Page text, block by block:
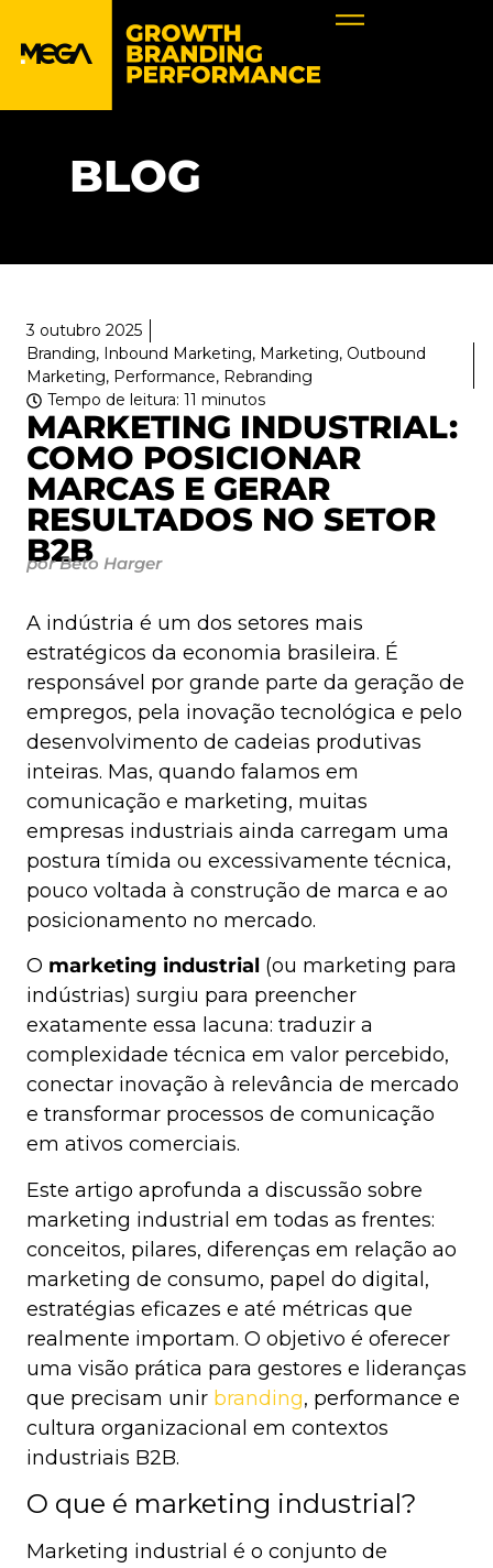
BLOG
3 outubro 2025
Branding, Inbound Marketing, Marketing, Outbound
Marketing, Performance, Rebranding
Tempo de leitura: 11 minutos
MARKETING INDUSTRIAL:
COMO POSICIONAR
MARCAS E GERAR
RESULTADOS NO SETOR
B2B
por Beto Harger
A indústria é um dos setores mais
estratégicos da economia brasileira. É
responsável por grande parte da geração de
empregos, pela inovação tecnológica e pelo
desenvolvimento de cadeias produtivas
inteiras. Mas, quando falamos em
comunicação e marketing, muitas
empresas industriais ainda carregam uma
postura tímida ou excessivamente técnica,
pouco voltada à construção de marca e ao
posicionamento no mercado.
O marketing industrial (ou marketing para
indústrias) surgiu para preencher
exatamente essa lacuna: traduzir a
complexidade técnica em valor percebido,
conectar inovação à relevância de mercado
e transformar processos de comunicação
em ativos comerciais.
Este artigo aprofunda a discussão sobre
marketing industrial em todas as frentes:
conceitos, pilares, diferenças em relação ao
marketing de consumo, papel do digital,
estratégias eficazes e até métricas que
realmente importam. O objetivo é oferecer
uma visão prática para gestores e lideranças
que precisam unir branding, performance e
cultura organizacional em contextos
industriais B2B.
O que é marketing industrial?
Marketing industrial é o conjunto de